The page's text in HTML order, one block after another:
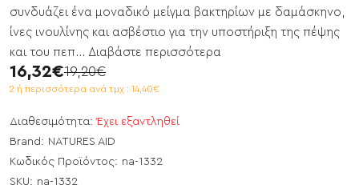
Διαθεσιμότητα: Έχει εξαντληθεί
Brand: NATURES AID
Κωδικός Προϊόντος: na-1332
SKU: na-1332
16,32€19,20€
2 ή περισσότερα ανά τμχ : 14,40€
συνδυάζει ένα μοναδικό μείγμα βακτηρίων με δαμάσκηνο,
ίνες ινουλίνης και ασβέστιο για την υποστήριξη της πέψης
και του πεπ... Διαβάστε περισσότερα